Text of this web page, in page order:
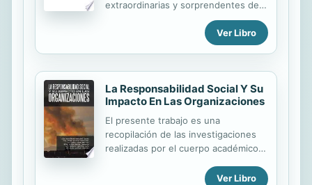
extraordinarias y sorprendentes de
América del Sur. Se cuentan entre
los más antiguos de las regiones de
tierras bajas y todavía están
practican sus rituales. Mantienen los
núcleos y fuentes de su cosmovisión
apenas transformados. Al mismo
tiempo, su persistencia en un modo
de ser propio y distinto se revela
cada día más actual y ejemplar. Su
todos estamos inmersos, es muy
Ver Libro
La Responsabilidad Social Y Su
Impacto En Las Organizaciones
El presente trabajo es una
recopilación de las investigaciones
realizadas por el cuerpo académico
Universidad Autónoma deVer Libro